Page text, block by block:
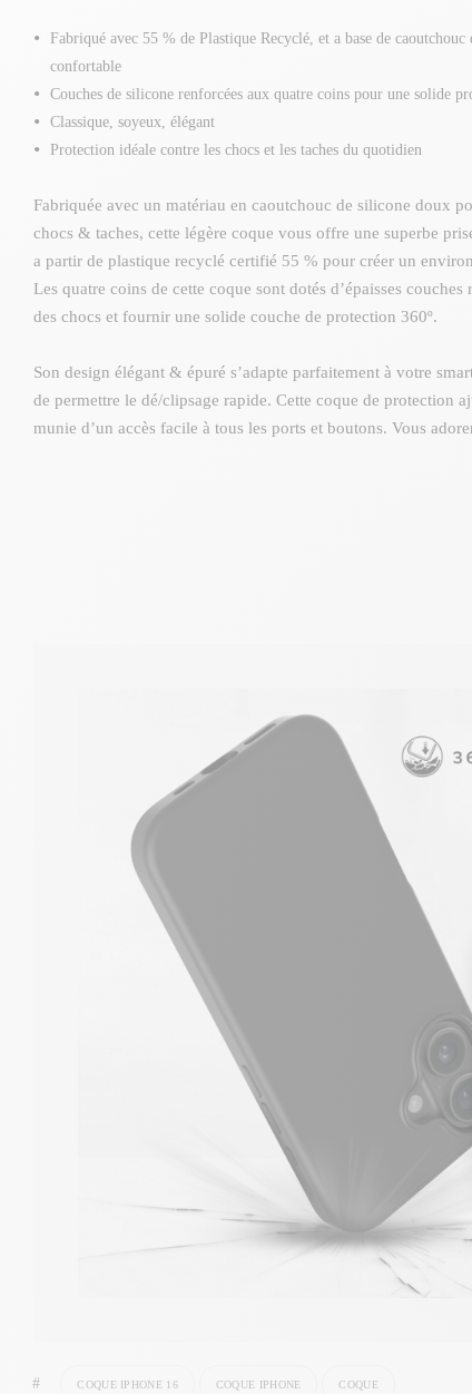
Fabriqué avec 55 % de Plastique Recyclé, et a base de
confortable
Couches de silicone renforcées aux quatre coins pour une solide
Classique, soyeux, élégant
Protection idéale contre les chocs et les taches du quotidien
Fabriquée avec un matériau en caoutchouc de silicone doux
chocs & taches, cette légère coque vous offre une superbe
a partir de plastique recyclé certifié 55 % pour créer un
Les quatre coins de cette coque sont dotés d’épaisses
des chocs et fournir une solide couche de protection 360º.
Son design élégant & épuré s’adapte parfaitement à votre
de permettre le dé/clipsage rapide. Cette coque de protection
munie d’un accès facile à tous les ports et boutons. Vous
# COQUE IPHONE 16 COQUE IPHONE COQUE